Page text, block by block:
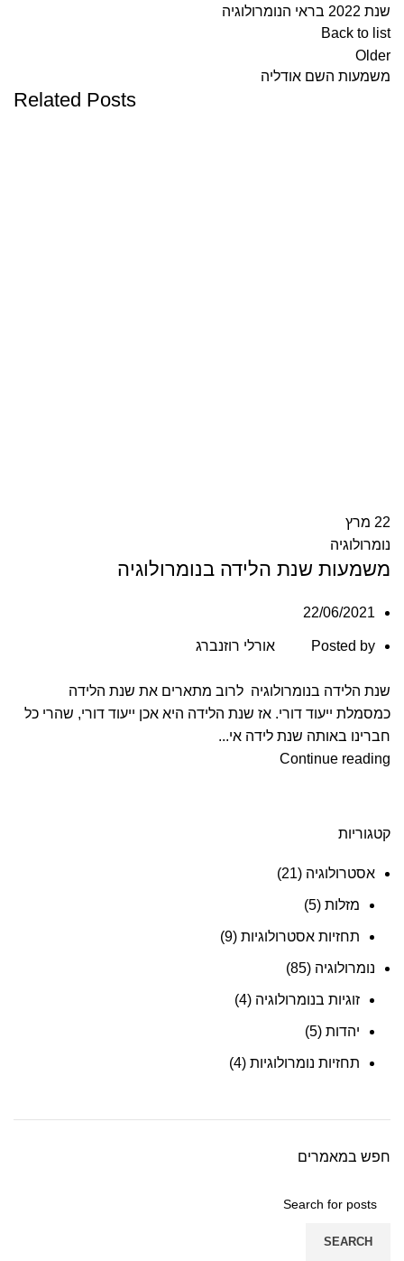
שנת 2022 בראי הנומרולוגיה
Back to list
Older
משמעות השם אודליה
Related Posts
22 מרץ
נומרולוגיה
משמעות שנת הלידה בנומרולוגיה
22/06/2021
Posted by אורלי רוזנברג
שנת הלידה בנומרולוגיה לרוב מתארים את שנת הלידה
כמסמלת ייעוד דורי. אז שנת הלידה היא אכן ייעוד דורי, שהרי כל
חברינו באותה שנת לידה אי...
Continue reading
קטגוריות
אסטרולוגיה (21)
מזלות (5)
תחזיות אסטרולוגיות (9)
נומרולוגיה (85)
זוגיות בנומרולוגיה (4)
יהדות (5)
תחזיות נומרולוגיות (4)
חפש במאמרים
SEARCH